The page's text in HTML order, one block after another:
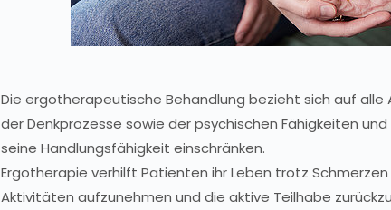
Die ergotherapeutische Behandlung bezieht sich auf alle
der Denkprozesse sowie der psychischen Fähigkeiten
seine Handlungsfähigkeit einschränken.
Ergotherapie verhilft Patienten ihr Leben trotz
Aktivitäten aufzunehmen und die aktive Teilhabe